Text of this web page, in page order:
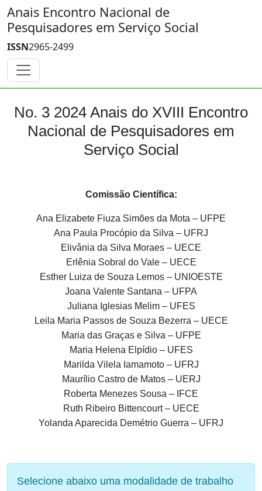
Anais Encontro Nacional de
Pesquisadores em Serviço Social
ISSN2965-2499
No. 3 2024 Anais do XVIII Encontro
Nacional de Pesquisadores em
Serviço Social
Comissão Científica:
Ana Elizabete Fiuza Simões da Mota – UFPE
Ana Paula Procópio da Silva – UFRJ
Elivânia da Silva Moraes – UECE
Erlênia Sobral do Vale – UECE
Esther Luiza de Souza Lemos – UNIOESTE
Joana Valente Santana – UFPA
Juliana Iglesias Melim – UFES
Leila Maria Passos de Souza Bezerra – UECE
Maria das Graças e Silva – UFPE
Maria Helena Elpídio – UFES
Marilda Vilela Iamamoto – UFRJ
Maurílio Castro de Matos – UERJ
Roberta Menezes Sousa – IFCE
Ruth Ribeiro Bittencourt – UECE
Yolanda Aparecida Demétrio Guerra – UFRJ
Selecione abaixo uma modalidade de trabalho